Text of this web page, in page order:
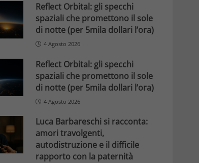
Reflect Orbital: gli specchi
spaziali che promettono il sole
di notte (per 5mila dollari l’ora)
4 Agosto 2026
Reflect Orbital: gli specchi
spaziali che promettono il sole
di notte (per 5mila dollari l’ora)
4 Agosto 2026
Luca Barbareschi si racconta:
amori travolgenti,
autodistruzione e il difficile
rapporto con la paternità